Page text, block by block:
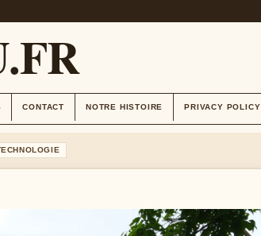
CONTACT NOTRE HISTOIRE PRIVACY POLICY